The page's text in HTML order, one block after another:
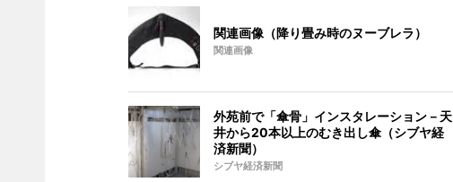
関連画像（降り畳み時のヌーブレラ）
関連画像
外苑前で「傘骨」インスタレーション－天
井から20本以上のむき出し傘（シブヤ経
済新聞）
シブヤ経済新聞